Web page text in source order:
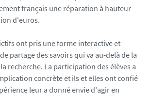
français une réparation à hauteur
d'euros.
ont pris une forme interactive et
partage des savoirs qui va au-delà de la
recherche. La participation des élèves a
concrète et ils et elles ont confié
leur a donné envie d'agir en